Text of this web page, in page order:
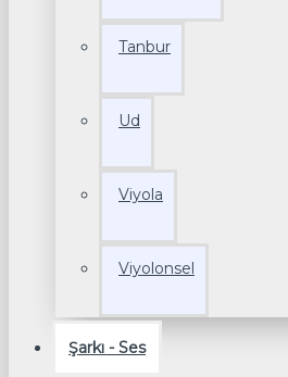
Tanbur
Ud
Viyola
Viyolonsel
Şarkı - Ses